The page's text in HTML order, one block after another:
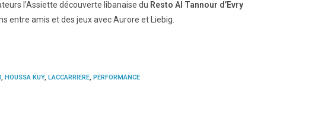
l’Assiette découverte libanaise du Resto Al Tannour d’Evry
entre amis et des jeux avec Aurore et Liebig.
, HOUSSA KUY, LACCARRIERE, PERFORMANCE